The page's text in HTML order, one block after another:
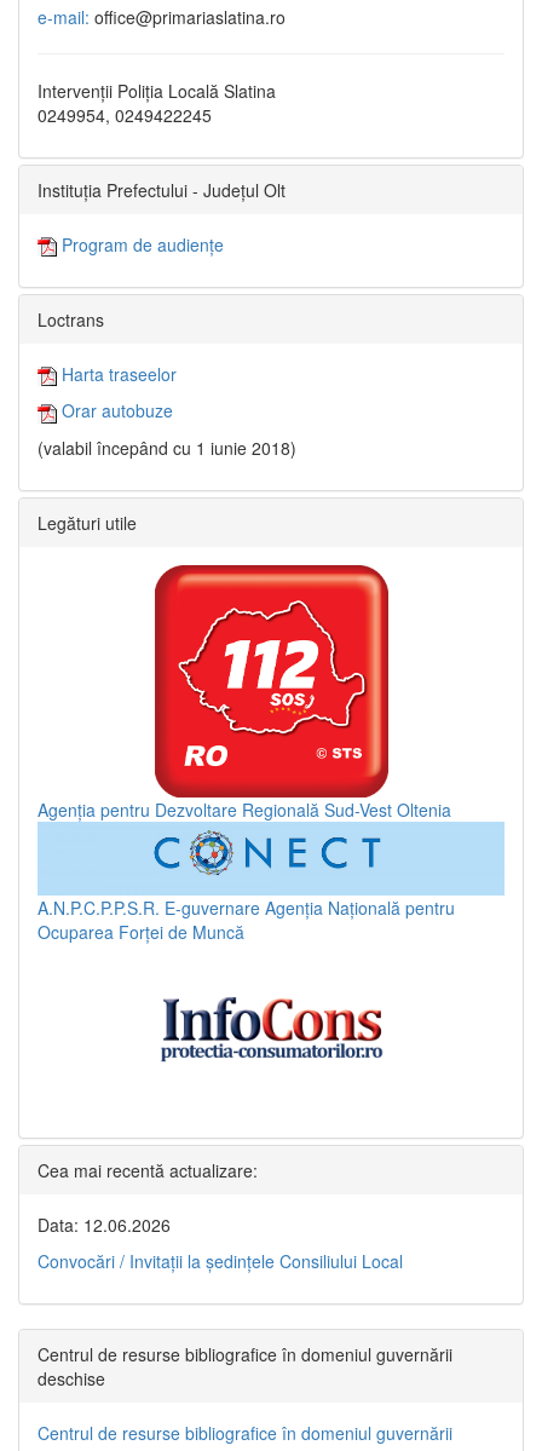
e-mail: office@primariaslatina.ro
Intervenții Poliția Locală Slatina
0249954, 0249422245
Instituția Prefectului - Județul Olt
Program de audiențe
Loctrans
Harta traseelor
Orar autobuze
(valabil începând cu 1 iunie 2018)
Legături utile
Agenția pentru Dezvoltare Regională Sud-Vest Oltenia
A.N.P.C.P.P.S.R. E-guvernare Agenția Națională pentru
Ocuparea Forței de Muncă
Cea mai recentă actualizare:
Data: 12.06.2026
Convocări / Invitaţii la şedinţele Consiliului Local
Centrul de resurse bibliografice în domeniul guvernării
deschise
Centrul de resurse bibliografice în domeniul guvernării